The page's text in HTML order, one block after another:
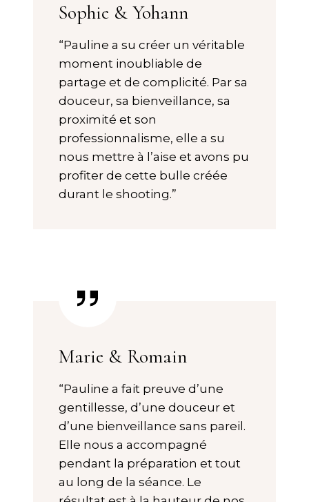
Sophie & Yohann
“Pauline a su créer un véritable
moment inoubliable de
partage et de complicité. Par sa
douceur, sa bienveillance, sa
proximité et son
professionnalisme, elle a su
nous mettre à l’aise et avons pu
profiter de cette bulle créée
durant le shooting.”
Marie & Romain
“Pauline a fait preuve d’une
gentillesse, d’une douceur et
d’une bienveillance sans pareil.
Elle nous a accompagné
pendant la préparation et tout
au long de la séance. Le